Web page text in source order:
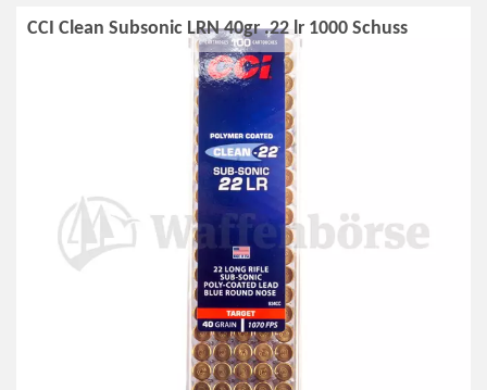
CCI Clean Subsonic LRN 40gr .22 lr 1000 Schuss